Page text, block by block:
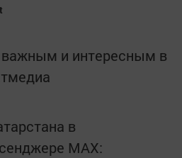
и интересным в
в
MАХ: